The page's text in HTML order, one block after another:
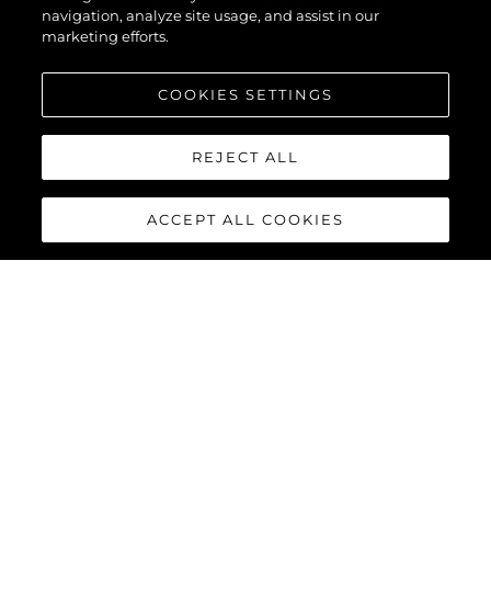
navigation, analyze site usage, and assist in our
marketing efforts.
COOKIES SETTINGS
REJECT ALL
ACCEPT ALL COOKIES